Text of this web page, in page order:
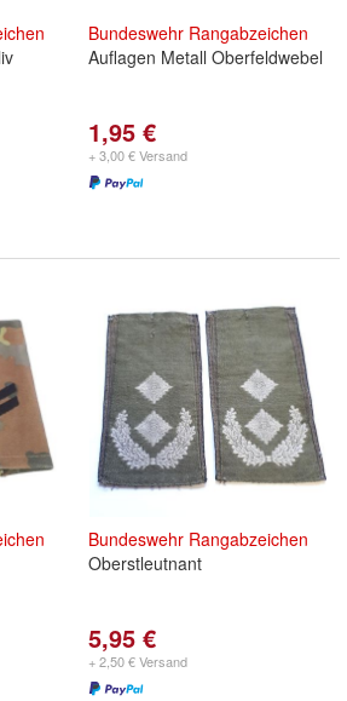
Bundeswehr Rangabzeichen
Auflagen Metall Oberfeldwebel
1,95 €
+ 3,00 € Versand
Bundeswehr Rangabzeichen
Oberstleutnant
5,95 €
+ 2,50 € Versand